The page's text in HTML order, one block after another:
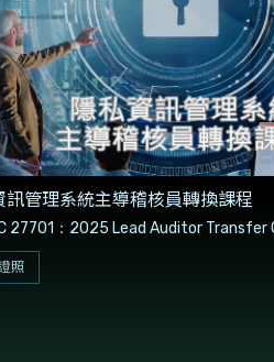
訊管理系統主導稽核員轉換課程
27701：2025 Lead Auditor Transfer
照